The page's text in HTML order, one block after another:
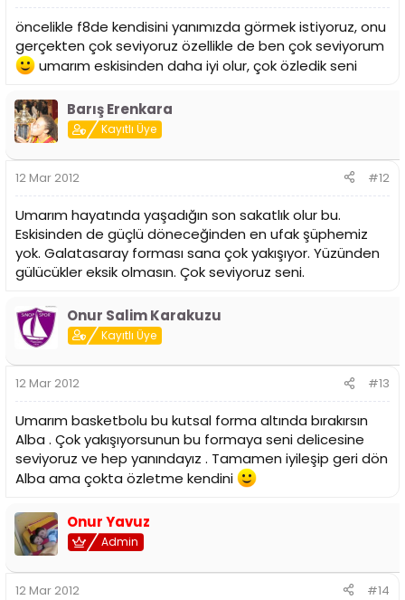
öncelikle f8de kendisini yanımızda görmek istiyoruz, onu
gerçekten çok seviyoruz özellikle de ben çok seviyorum
umarım eskisinden daha iyi olur, çok özledik seni
Barış Erenkara
Kayıtlı Üye
12 Mar 2012 #12
Umarım hayatında yaşadığın son sakatlık olur bu.
Eskisinden de güçlü döneceğinden en ufak şüphemiz
yok. Galatasaray forması sana çok yakışıyor. Yüzünden
gülücükler eksik olmasın. Çok seviyoruz seni.
Onur Salim Karakuzu
Kayıtlı Üye
12 Mar 2012 #13
Umarım basketbolu bu kutsal forma altında bırakırsın
Alba . Çok yakışıyorsunun bu formaya seni delicesine
seviyoruz ve hep yanındayız . Tamamen iyileşip geri dön
Alba ama çokta özletme kendini
Onur Yavuz
Admin
12 Mar 2012 #14